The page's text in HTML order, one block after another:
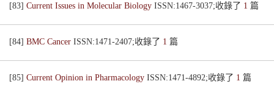
[83] Current Issues in Molecular Biology ISSN:1467-3037;收錄了 1 篇
[84] BMC Cancer ISSN:1471-2407;收錄了 1 篇
[85] Current Opinion in Pharmacology ISSN:1471-4892;收錄了 1 篇